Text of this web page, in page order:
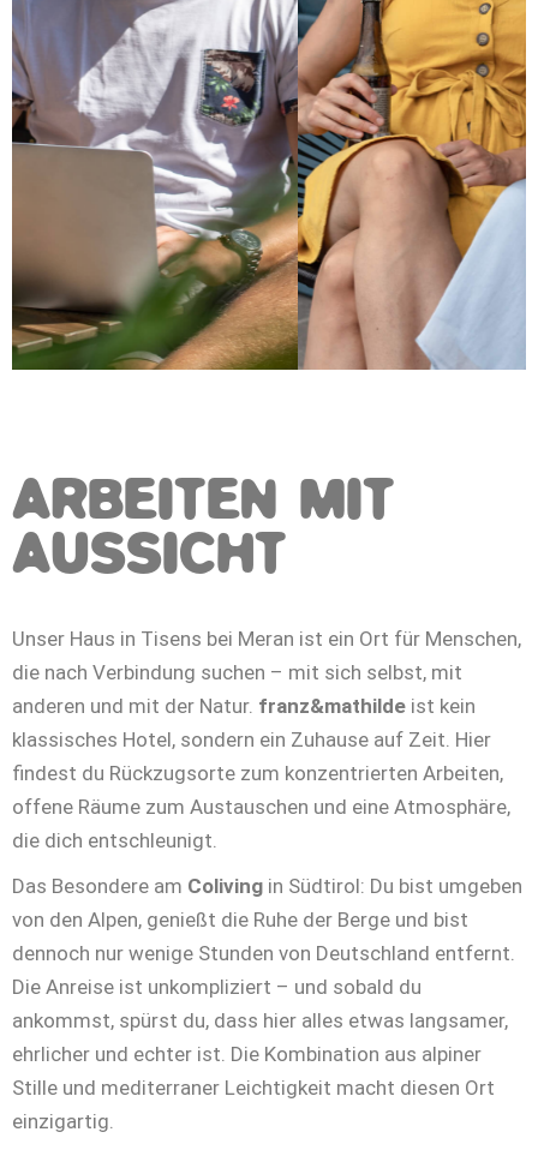
ARBEITEN MIT
AUSSICHT
Unser Haus in Tisens bei Meran ist ein Ort für Menschen,
die nach Verbindung suchen – mit sich selbst, mit
anderen und mit der Natur. franz&mathilde ist kein
klassisches Hotel, sondern ein Zuhause auf Zeit. Hier
findest du Rückzugsorte zum konzentrierten Arbeiten,
offene Räume zum Austauschen und eine Atmosphäre,
die dich entschleunigt.
Das Besondere am Coliving in Südtirol: Du bist umgeben
von den Alpen, genießt die Ruhe der Berge und bist
dennoch nur wenige Stunden von Deutschland entfernt.
Die Anreise ist unkompliziert – und sobald du
ankommst, spürst du, dass hier alles etwas langsamer,
ehrlicher und echter ist. Die Kombination aus alpiner
Stille und mediterraner Leichtigkeit macht diesen Ort
einzigartig.